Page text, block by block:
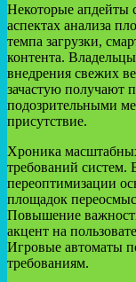
Некоторые апдейты
аспектах анализа
темпа загрузки,
контента.
внедрения свежих
зачастую получают
подозрительными
присутствие.
Хроника
требований систем.
переоптимизации
площадок
Повышение
акцент на
Игровые автоматы
требованиям.